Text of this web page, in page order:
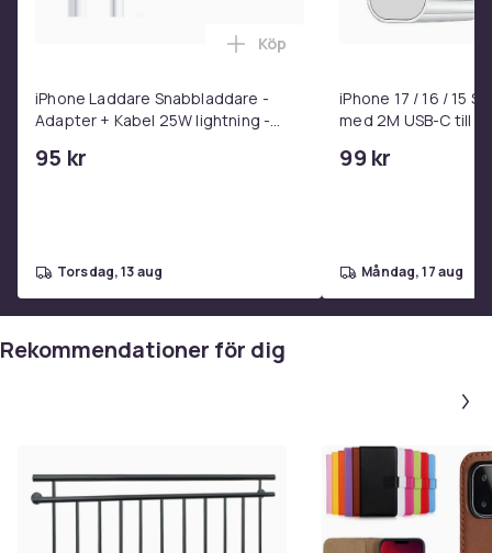
Vikt, gram
d29b5624-a182-4256-a381-45b5d535c881
iPhone Laddare Snabbladdare -
Adapter + Kabel 25W lightning -
95 kr
Lägg till iPhone Laddare
Köp
torsdag, 13 aug
iPhone 17 / 16 / 15
med 2M USB-C till
99 kr
måndag, 17 aug
Rekommendationer för dig